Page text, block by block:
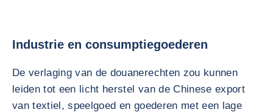
Industrie en consumptiegoederen
De verlaging van de douanerechten zou kunnen
leiden tot een licht herstel van de Chinese export
van textiel, speelgoed en goederen met een lage